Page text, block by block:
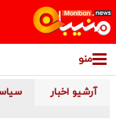
منو
آرشیو اخبار